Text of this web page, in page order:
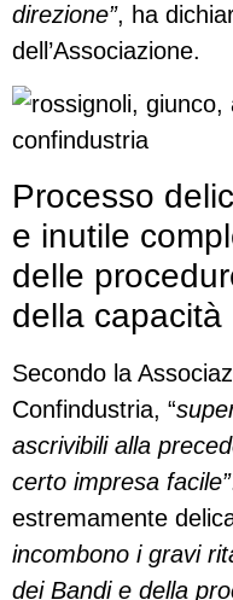
direzione”, ha
dell’Associazione.
Processo
e inutile
delle
della capacità
Secondo la
Confindustria, “
ascrivibili alla
certo impresa facile”
estremamente
incombono i gravi
dei Bandi e della